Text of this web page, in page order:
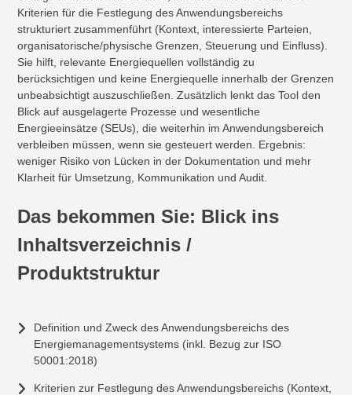
Kriterien für die Festlegung des Anwendungsbereichs
strukturiert zusammenführt (Kontext, interessierte Parteien,
organisatorische/physische Grenzen, Steuerung und Einfluss).
Sie hilft, relevante Energiequellen vollständig zu
berücksichtigen und keine Energiequelle innerhalb der Grenzen
unbeabsichtigt auszuschließen. Zusätzlich lenkt das Tool den
Blick auf ausgelagerte Prozesse und wesentliche
Energieeinsätze (SEUs), die weiterhin im Anwendungsbereich
verbleiben müssen, wenn sie gesteuert werden. Ergebnis:
weniger Risiko von Lücken in der Dokumentation und mehr
Klarheit für Umsetzung, Kommunikation und Audit.
Das bekommen Sie: Blick ins
Inhaltsverzeichnis /
Produktstruktur
Definition und Zweck des Anwendungsbereichs des
Energiemanagementsystems (inkl. Bezug zur ISO
50001:2018)
Kriterien zur Festlegung des Anwendungsbereichs (Kontext,